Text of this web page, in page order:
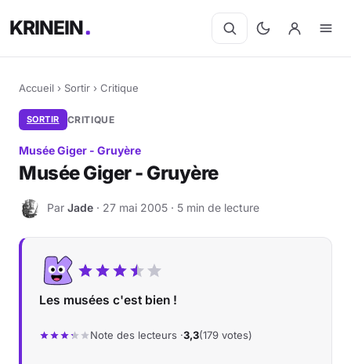
KRINEIN
Accueil › Sortir › Critique
SORTIR CRITIQUE
Musée Giger - Gruyère
Musée Giger - Gruyère
J Par Jade · 27 mai 2005 · 5 min de lecture
Les musées c'est bien !
Note des lecteurs ·3,3(179 votes)